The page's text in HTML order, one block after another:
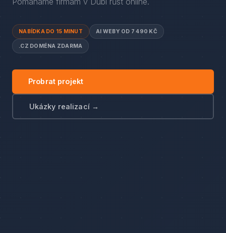
NABÍDKA DO 15 MINUT AI WEBY OD 7 490 KČ
.CZ DOMÉNA ZDARMA
Probrat projekt
Ukázky realizací →